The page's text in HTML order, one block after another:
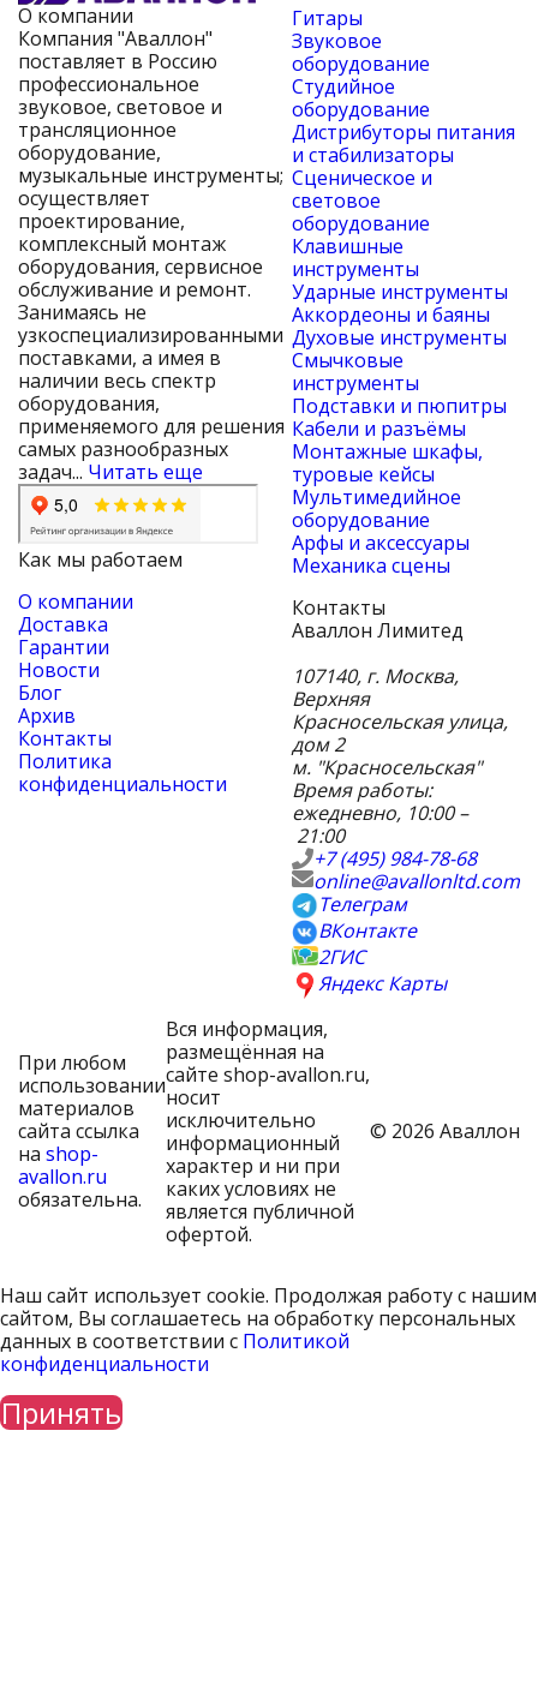
О компании
Компания "Аваллон"
поставляет в Россию
профессиональное
звуковое, световое и
трансляционное
оборудование,
музыкальные инструменты;
осуществляет
проектирование,
комплексный монтаж
оборудования, сервисное
обслуживание и ремонт.
Занимаясь не
узкоспециализированными
поставками, а имея в
наличии весь спектр
оборудования,
применяемого для решения
самых разнообразных
задач... Читать еще
Как мы работаем
О компании
Доставка
Гарантии
Новости
Блог
Архив
Контакты
Политика
конфиденциальности
Гитары
Звуковое
оборудование
Студийное
оборудование
Дистрибуторы питания
и стабилизаторы
Сценическое и
световое
оборудование
Клавишные
инструменты
Ударные инструменты
Аккордеоны и баяны
Духовые инструменты
Смычковые
инструменты
Подставки и пюпитры
Кабели и разъёмы
Монтажные шкафы,
туровые кейсы
Мультимедийное
оборудование
Арфы и аксессуары
Механика сцены
Контакты
Аваллон Лимитед
107140, г. Москва,
Верхняя
Красносельская улица,
дом 2
м. "Красносельская"
Время работы:
ежедневно, 10:00 –
21:00
+7 (495) 984-78-68
online@avallonltd.com
Телеграм
ВКонтакте
2ГИС
Яндекс Карты
При любом
использовании
материалов
сайта ссылка
на shop-
avallon.ru
обязательна.
Вся информация,
размещённая на
сайте shop-avallon.ru,
носит
исключительно
информационный
характер и ни при
каких условиях не
является публичной
офертой.
© 2026 Аваллон
Наш сайт использует cookie. Продолжая работу с нашим
сайтом, Вы соглашаетесь на обработку персональных
данных в соответствии с Политикой
конфиденциальности
Принять